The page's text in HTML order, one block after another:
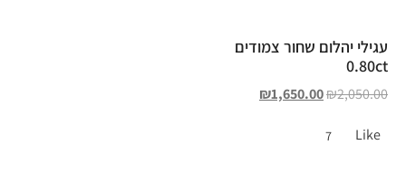
עגילי יהלום שחור צמודים
0.80ct
₪2,050.00
₪1,650.00
Like
7